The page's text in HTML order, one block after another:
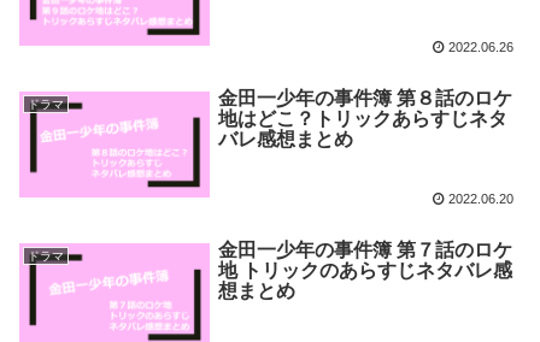
2022.06.26
ドラマ
金田一少年の事件簿 第８話のロケ
地はどこ？トリックあらすじネタ
バレ感想まとめ
2022.06.20
ドラマ
金田一少年の事件簿 第７話のロケ
地 トリックのあらすじネタバレ感
想まとめ